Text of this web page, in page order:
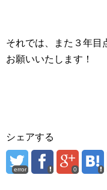
それでは、また３年目
お願いいたします！
シェアする
error 0